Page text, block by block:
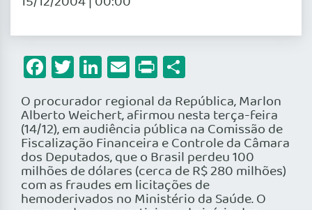
Facebook
Twitter
LinkedIn
Email
Print
O procurador regional da República, Marlon
Alberto Weichert, afirmou nesta terça-feira
(14/12), em audiência pública na Comissão de
Fiscalização Financeira e Controle da Câmara
dos Deputados, que o Brasil perdeu 100
milhões de dólares (cerca de R$ 280 milhões)
com as fraudes em licitações de
hemoderivados no Ministério da Saúde. O